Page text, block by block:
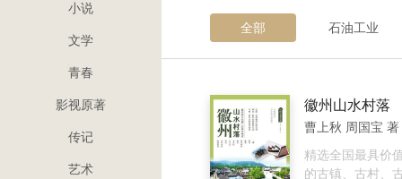
小说
文学
青春
影视原著
传记
艺术
全部 石油工业
徽州山水村落
曹上秋 周国宝 著
精选全国最具价
的古镇、古村、